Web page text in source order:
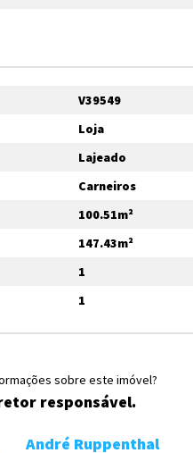
V39549
Loja
Lajeado
Carneiros
100.51m²
147.43m²
1
1
sobre este imóvel?
responsável.
André Ruppenthal